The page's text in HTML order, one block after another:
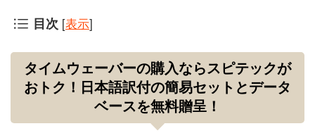
目次 [表示]
タイムウェーバーの購入ならスピテックが
おトク！日本語訳付の簡易セットとデータ
ベースを無料贈呈！